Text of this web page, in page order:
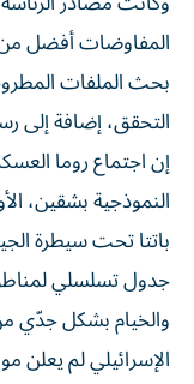
المفاوضات أفضل
بحث الملفات
التحقق، إضافة إلى
إن اجتماع روما
النموذجية بشقين،
باتتا تحت سيطرة
جدول تسلسلي
والخيام بشكل جدّي
الإسرائيلي لم يعلن